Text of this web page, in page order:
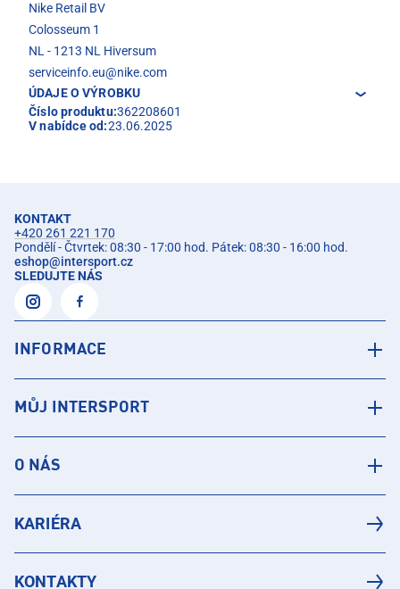
Nike Retail BV
Colosseum 1
NL - 1213 NL Hiversum
serviceinfo.eu@nike.com
ÚDAJE O VÝROBKU
Číslo produktu:362208601
V nabídce od:23.06.2025
KONTAKT
+420 261 221 170
Pondělí - Čtvrtek: 08:30 - 17:00 hod. Pátek: 08:30 - 16:00 hod.
eshop@intersport.cz
SLEDUJTE NÁS
INFORMACE
MŮJ INTERSPORT
O NÁS
KARIÉRA
KONTAKTY